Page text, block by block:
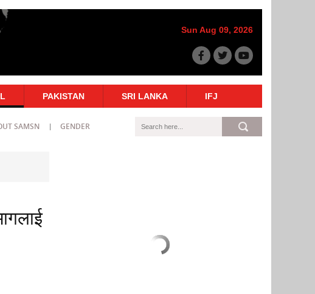
Sun Aug 09, 2026
PAKISTAN SRI LANKA IFJ
SAMSN GENDER